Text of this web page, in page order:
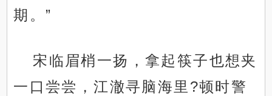
期。”
宋临眉梢一扬，拿起筷子也想夹
一口尝尝，江澈寻脑海里?顿时警